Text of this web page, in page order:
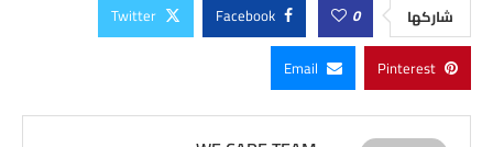
شاركها 0
Facebook
Twitter
Pinterest
Email